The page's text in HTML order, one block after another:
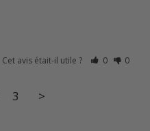
Cet avis était-il utile ? 0 0
3 >